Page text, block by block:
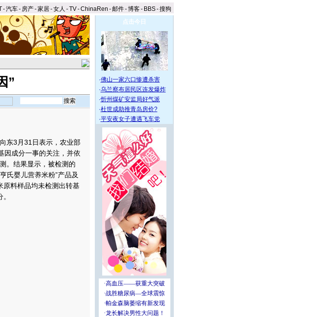
-汽车- 房产-家居-女人 -TV-ChinaRen -邮件-博客- BBS-搜狗
”
东3月31日表示，农业部
因成分一事的关注，并依
。 结果显示，被检测的
氏婴儿营养米粉”产品及
原料样品均未检测出转基
点击今日
·佛山一家六口惨遭杀害
·乌兰察布居民区连发爆炸
·忻州煤矿安监局好气派
·杜世成助推青岛房价?
·平安夜女子遭遇飞车党